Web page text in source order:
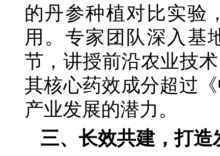
的丹参种植对比实验
用。专家团队深入基
节，讲授前沿农业技
其核心药效成分超过
产业发展的潜力。
三、长效共建，打造